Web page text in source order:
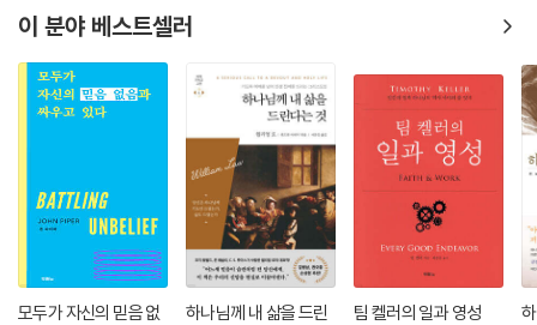
이 분야 베스트셀러
모두가 자신의 믿음 없
하나님께 내 삶을 드린
팀 켈러의 일과 영성